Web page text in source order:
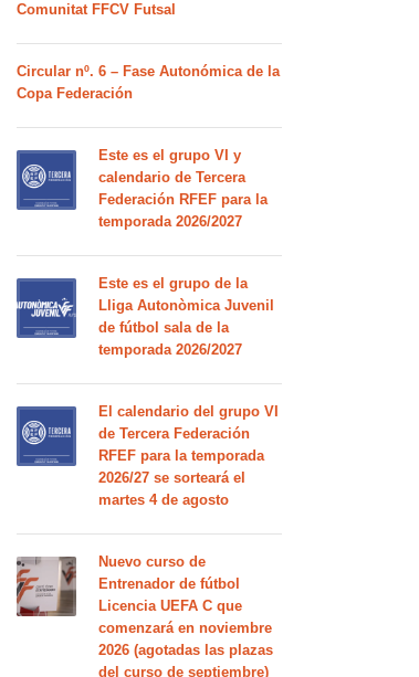
Comunitat FFCV Futsal
Circular nº. 6 – Fase Autonómica de la
Copa Federación
Este es el grupo VI y
calendario de Tercera
Federación RFEF para la
temporada 2026/2027
Este es el grupo de la
Lliga Autonòmica Juvenil
de fútbol sala de la
temporada 2026/2027
El calendario del grupo VI
de Tercera Federación
RFEF para la temporada
2026/27 se sorteará el
martes 4 de agosto
Nuevo curso de
Entrenador de fútbol
Licencia UEFA C que
comenzará en noviembre
2026 (agotadas las plazas
del curso de septiembre)